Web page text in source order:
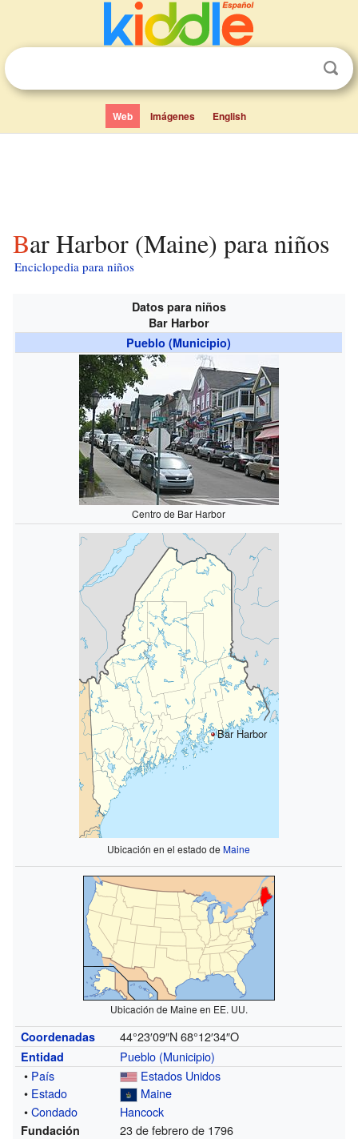
Web Imágenes English
Bar Harbor (Maine) para niños
Enciclopedia para niños
Datos para niños
Bar Harbor
Pueblo (Municipio)
Centro de Bar Harbor
Bar Harbor
Ubicación en el estado deMaine
Ubicación de Maine en EE. UU.
Coordenadas 44°23′09″N 68°12′34″O
Entidad
Pueblo (Municipio)
• País
Estados Unidos
• Estado
Maine
•Condado Hancock
Fundación 23 de febrero de 1796